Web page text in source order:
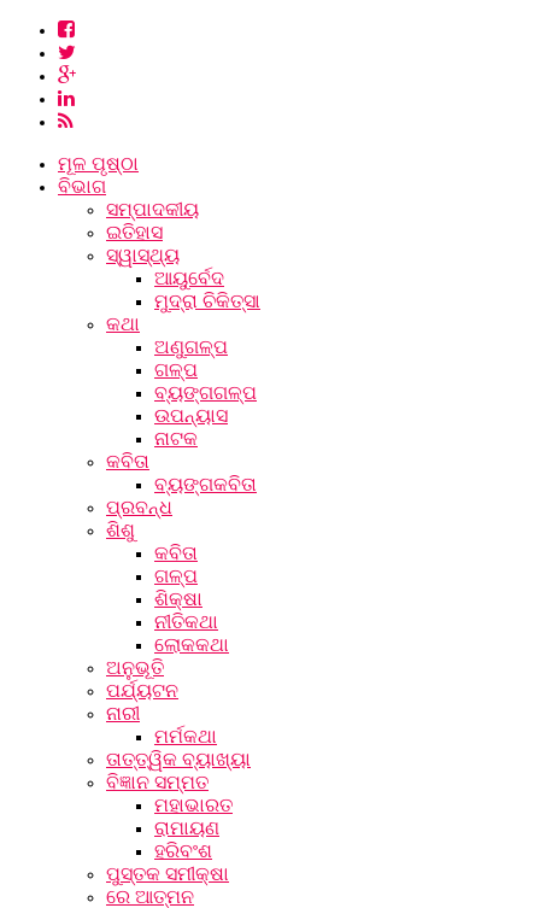
ମୂଳ ପୃଷ୍ଠା
ବିଭାଗ
ସମ୍ପାଦକୀୟ
ଇତିହାସ
ସ୍ୱାସ୍ଥ୍ୟ
ଆୟୁର୍ବେଦ
ମୁଦ୍ରା ଚିକିତ୍ସା
କଥା
ଅଣୁଗଳ୍ପ
ଗଳ୍ପ
ବ୍ୟଙ୍ଗଗଳ୍ପ
ଉପନ୍ୟାସ
ନାଟକ
କବିତା
ବ୍ୟଙ୍ଗକବିତା
ପ୍ରବନ୍ଧ
ଶିଶୁ
କବିତା
ଗଳ୍ପ
ଶିକ୍ଷା
ନୀତିକଥା
ଲୋକକଥା
ଅନୁଭୂତି
ପର୍ଯ୍ୟଟନ
ନାରୀ
ମର୍ମକଥା
ତାତ୍ତ୍ୱିକ ବ୍ୟାଖ୍ୟା
ବିଜ୍ଞାନ ସମ୍ମତ
ମହାଭାରତ
ରାମାୟଣ
ହରିବଂଶ
ପୁସ୍ତକ ସମୀକ୍ଷା
ରେ ଆତ୍ମନ